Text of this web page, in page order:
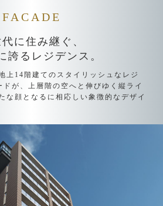
FACADE
に住み継ぐ、
誇るレジデンス。
上14階建ての スタイリッシュなレジ
ドが、上層階の空へと伸びゆく縦ライ
な顔となるに相応しい象徴的なデザイ